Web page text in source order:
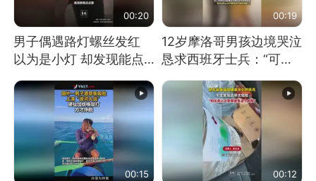
00:20
男子偶遇路灯螺丝发红
以为是小灯 却发现能点
处理
00:19
12岁摩洛哥男孩边境哭泣
恳求西班牙士兵：“可不
00:15 00:12